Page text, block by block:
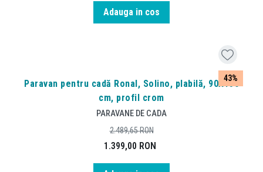
Adauga in cos
43%
Paravan pentru cadă Ronal, Solino, plabilă, 90X150
cm, profil crom
PARAVANE DE CADA
1.399,00 RON
2.489,65RON